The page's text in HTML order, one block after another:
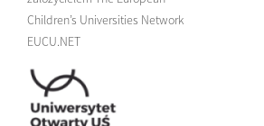
Children’s Universities Network
EUCU.NET